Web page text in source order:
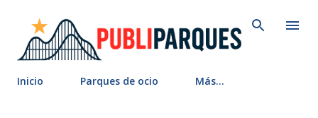
Inicio Parques de ocio Más…